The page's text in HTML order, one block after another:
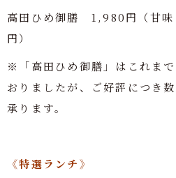
高田ひめ御膳 1,980円（甘
円）
※「高田ひめ御膳」はこれま
おりましたが、ご好評につき
承ります。
《特選ランチ》